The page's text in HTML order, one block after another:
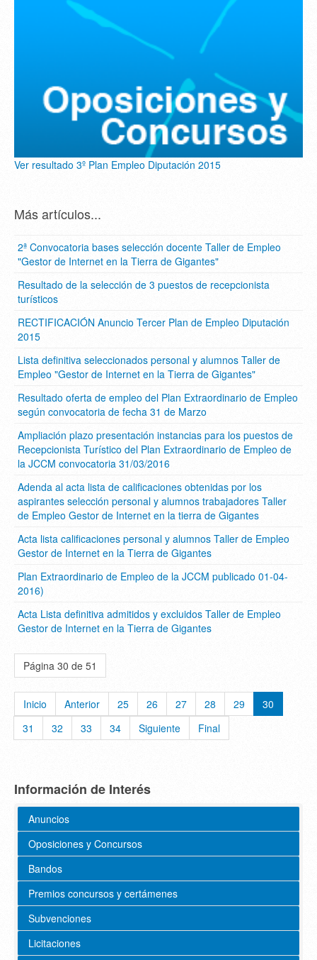
Ver resultado 3º Plan Empleo Diputación 2015
Más artículos...
2ª Convocatoria bases selección docente Taller de Empleo
"Gestor de Internet en la Tierra de Gigantes"
Resultado de la selección de 3 puestos de recepcionista
turísticos
RECTIFICACIÓN Anuncio Tercer Plan de Empleo Diputación
2015
Lista definitiva seleccionados personal y alumnos Taller de
Empleo "Gestor de Internet en la Tierra de Gigantes"
Resultado oferta de empleo del Plan Extraordinario de Empleo
según convocatoria de fecha 31 de Marzo
Ampliación plazo presentación instancias para los puestos de
Recepcionista Turístico del Plan Extraordinario de Empleo de
la JCCM convocatoria 31/03/2016
Adenda al acta lista de calificaciones obtenidas por los
aspirantes selección personal y alumnos trabajadores Taller
de Empleo Gestor de Internet en la tierra de Gigantes
Acta lista calificaciones personal y alumnos Taller de Empleo
Gestor de Internet en la Tierra de Gigantes
Plan Extraordinario de Empleo de la JCCM publicado 01-04-
2016)
Acta Lista definitiva admitidos y excluidos Taller de Empleo
Gestor de Internet en la Tierra de Gigantes
Página 30 de 51
Inicio Anterior 25 26 27 28 29
30
31
32 33 34 Siguiente Final
Información de Interés
Anuncios
Oposiciones y Concursos
Bandos
Premios concursos y certámenes
Subvenciones
Licitaciones